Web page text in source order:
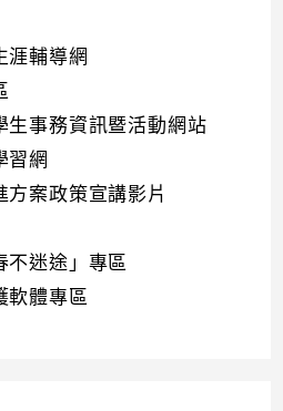
涯輔導網
生事務資訊暨活動網站
習網
案政策宣講影片
不迷途」專區
軟體專區